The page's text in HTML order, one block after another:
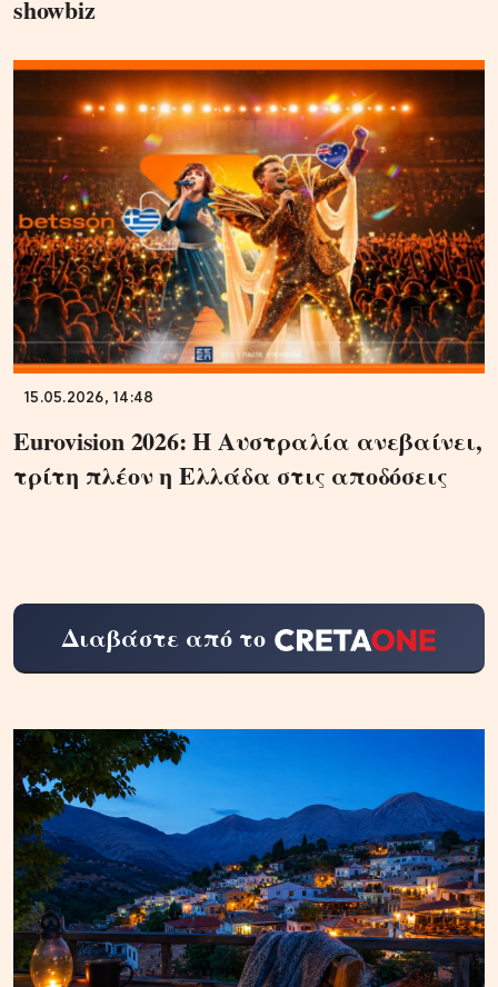
showbiz
15.05.2026, 14:48
Eurovision 2026: Η Αυστραλία ανεβαίνει,
τρίτη πλέον η Ελλάδα στις αποδόσεις
Διαβάστε από το